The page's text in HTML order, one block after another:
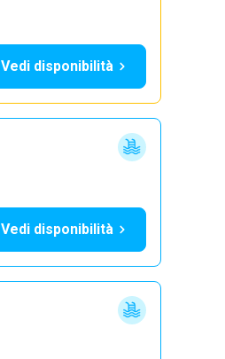
Vedi disponibilità
Vedi disponibilità